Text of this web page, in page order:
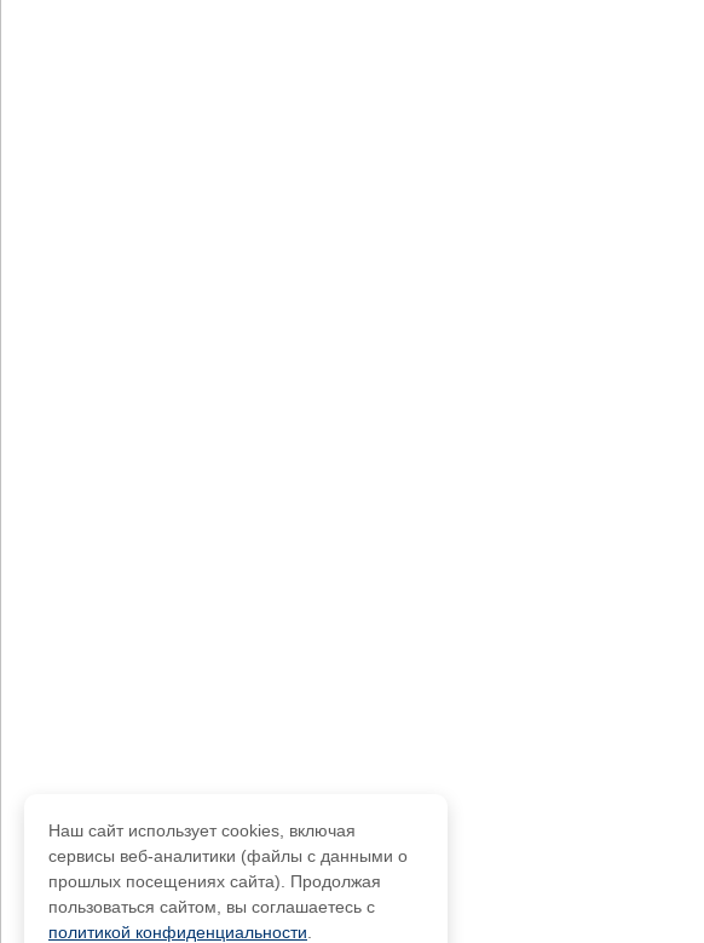
Наш сайт использует cookies, включая
сервисы веб-аналитики (файлы с данными о
прошлых посещениях сайта). Продолжая
пользоваться сайтом, вы соглашаетесь с
политикой конфиденциальности